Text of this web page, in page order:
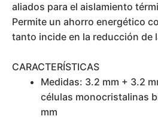
aliados para el aislamiento
Permite un ahorro energético
tanto incide en la reducción de
CARACTERÍSTICAS
Medidas: 3.2 mm + 3.2
células monocristalinas
mm